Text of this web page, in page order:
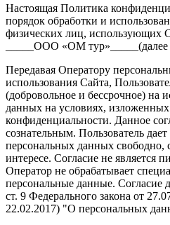
Настоящая Политика
порядок обработки и
физических лиц, использующих
_____ООО «ОМ
Передавая Оператору
использования Сайта,
(добровольное и бессрочное) на
данных на условиях,
конфиденциальности. Данное
сознательным. Пользователь
персональных данных свободно,
интересе. Согласие не является
Оператор не обрабатывает
персональные данные. Согласие
ст. 9 Федерального закона от
22.02.2017) "О персональных